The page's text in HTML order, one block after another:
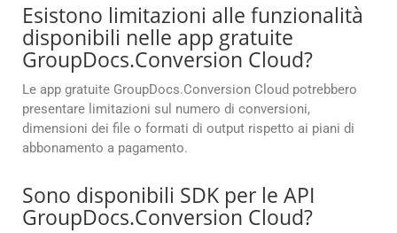
Esistono limitazioni alle funzionalità
disponibili nelle app gratuite
GroupDocs.Conversion Cloud?
Le app gratuite GroupDocs.Conversion Cloud potrebbero
presentare limitazioni sul numero di conversioni,
dimensioni dei file o formati di output rispetto ai piani di
abbonamento a pagamento.
Sono disponibili SDK per le API
GroupDocs.Conversion Cloud?